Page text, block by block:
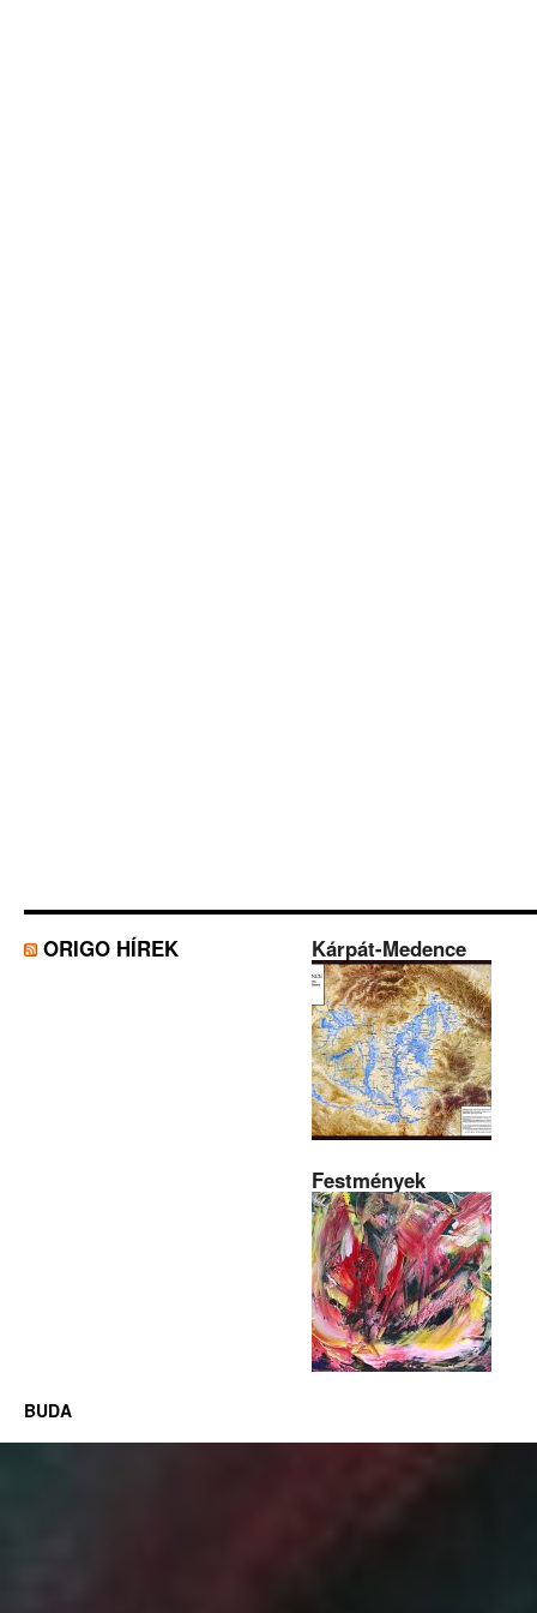
ORIGO HÍREK Kárpát-Medence
Festmények
BUDA